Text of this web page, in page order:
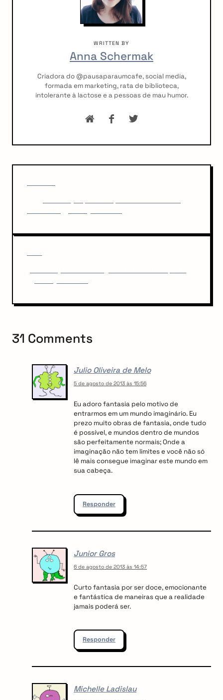
WRITTEN BY
Anna Schermak
Criadora do @pausaparaumcafe, social media,
formada em marketing, rata de biblioteca,
intolerante à lactose e a pessoas de mau humor.
n
g
t
i
P
v
o
s
N
x
o
31 Comments
Julio Oliveira de Melo
5 de agosto de 2013 às 15:56
Eu adoro fantasia pelo motivo de
entrarmos em um mundo imaginário. Eu
prezo muito obras de fantasia, onde tudo
é possível, e mundos dentro de mundos
são perfeitamente normais; Onde a
imaginação não tem limites e você não só
lê mais consegue imaginar este mundo em
sua cabeça.
Responder
Junior Gros
6 de agosto de 2013 às 14:57
Curto fantasia por ser doce, emocionante
e fantástica de maneiras que a realidade
jamais poderá ser.
Responder
Michelle Ladislau